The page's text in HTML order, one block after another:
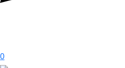
0